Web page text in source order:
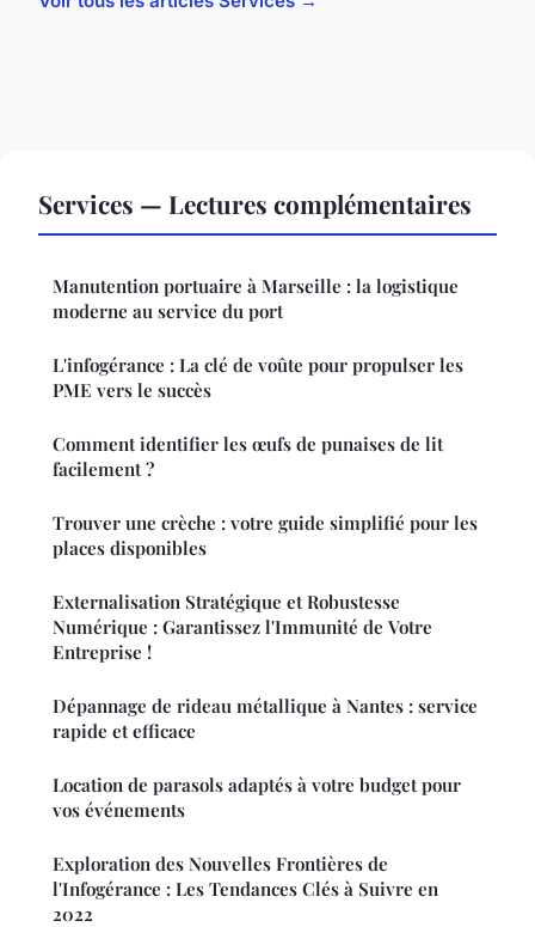
Services — Lectures complémentaires
Manutention portuaire à Marseille : la logistique
moderne au service du port
L'infogérance : La clé de voûte pour propulser les
PME vers le succès
Comment identifier les œufs de punaises de lit
facilement ?
Trouver une crèche : votre guide simplifié pour les
places disponibles
Externalisation Stratégique et Robustesse
Numérique : Garantissez l'Immunité de Votre
Entreprise !
Dépannage de rideau métallique à Nantes : service
rapide et efficace
Location de parasols adaptés à votre budget pour
vos événements
Exploration des Nouvelles Frontières de
l'Infogérance : Les Tendances Clés à Suivre en
2022